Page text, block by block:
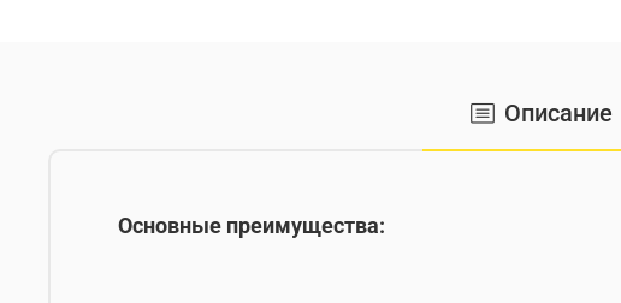
Описание
Основные преимущества: